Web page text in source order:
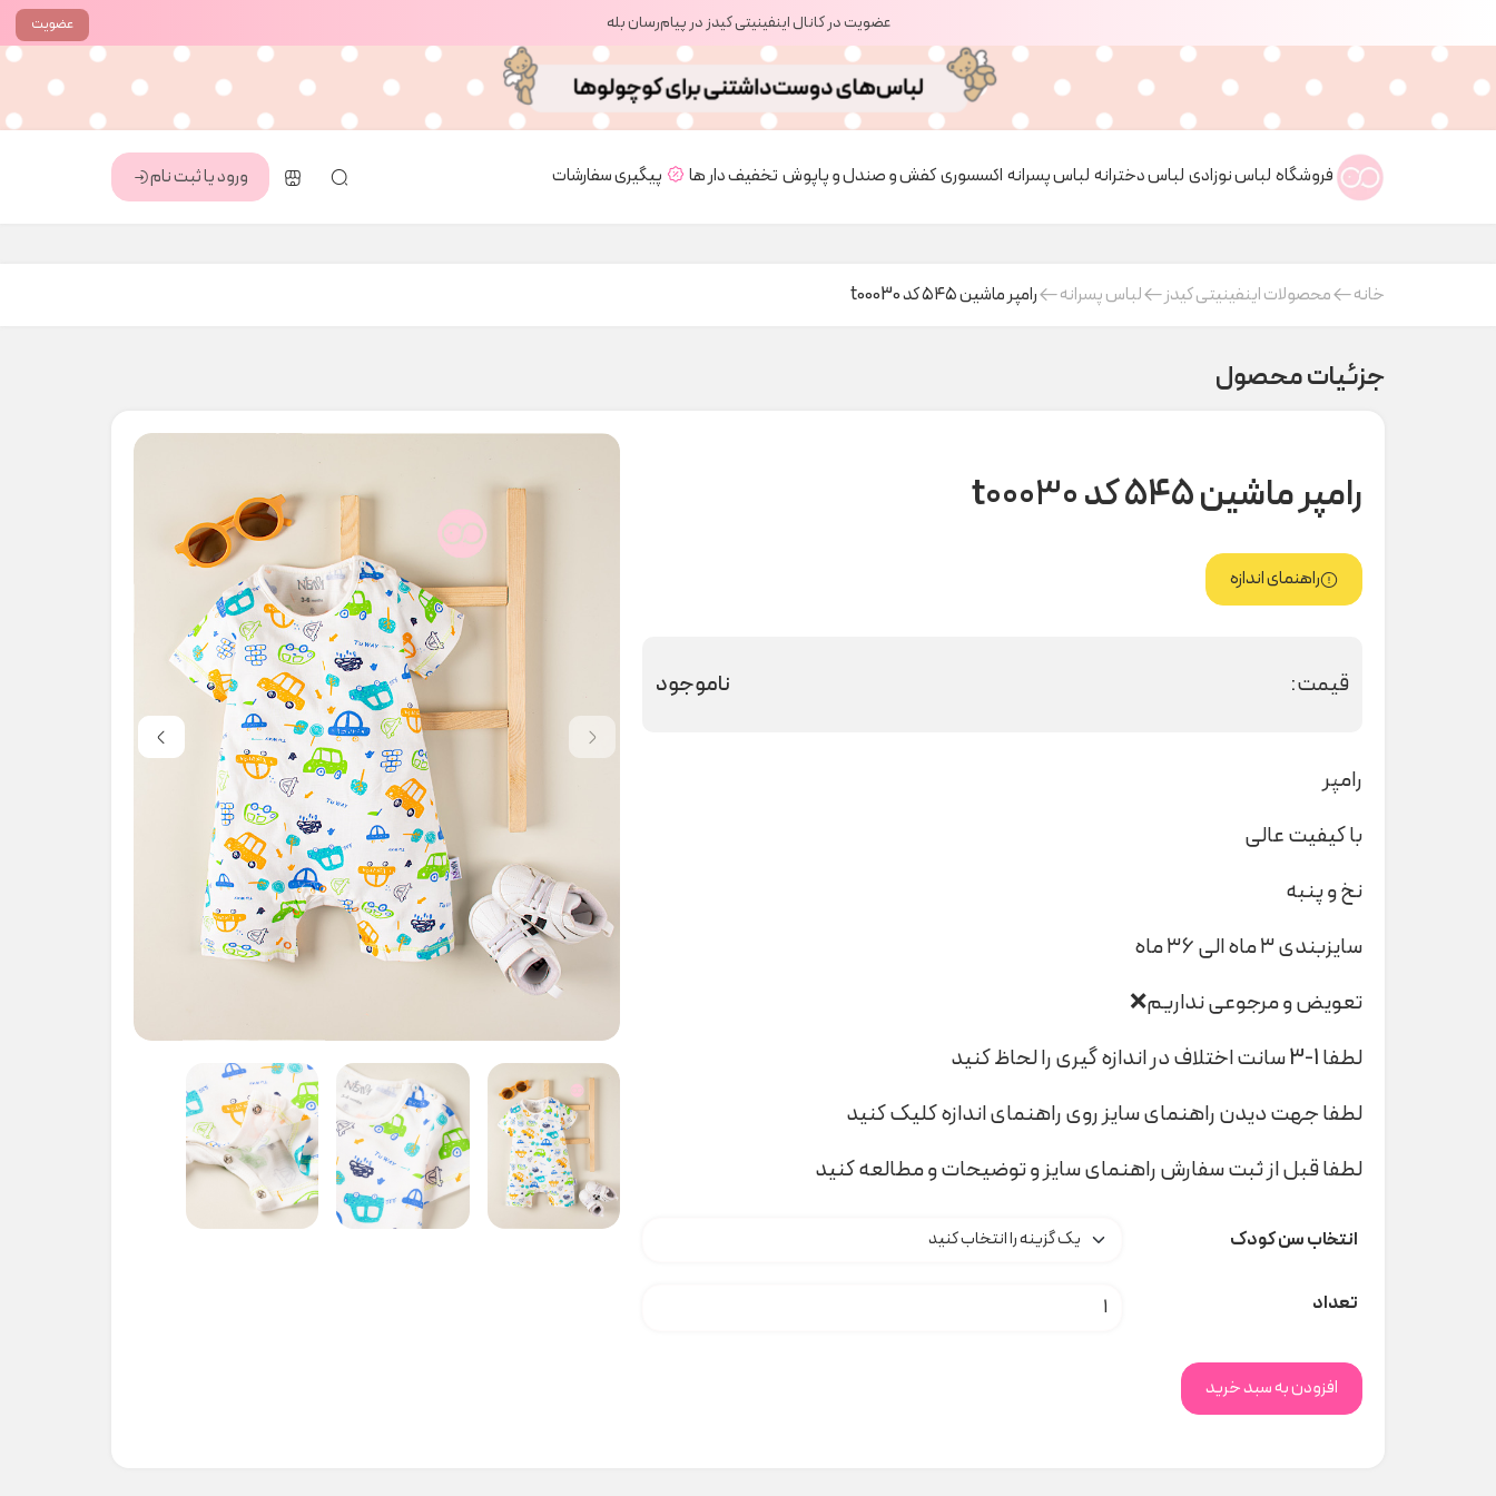
عضویت عضویت در کانال اینفینیتی کیدز در پیام‌رسان بله
فروشگاه لباس نوزادی لباس دخترانه لباس پسرانه اکسسوریکفش و صندل و پاپوش تخفیف دار ها پیگیری سفارشات ورود یا ثبت نام
خانه محصولات اینفینیتی کیدز لباس پسرانه رامپر ماشین ۵۴۵ کد t00030
جزئیات محصول
رامپر ماشین ۵۴۵ کد t00030
راهنمای اندازه
قیمت: ناموجود
رامپر
با کیفیت عالی
نخ و پنبه
سایزبندی ۳ ماه الی ۳۶ ماه
تعویض و مرجوعی نداریم❌
لطفا 1-3 سانت اختلاف در اندازه گیری را لحاظ کنید
لطفا جهت دیدن راهنمای سایز روی راهنمای اندازه کلیک کنید
لطفا قبل از ثبت سفارش راهنمای سایز و توضیحات و مطالعه کنید
انتخاب سن کودک
تعداد رامپر ماشین ۵۴۵ کد t00030 عدد
افزودن به سبد خرید